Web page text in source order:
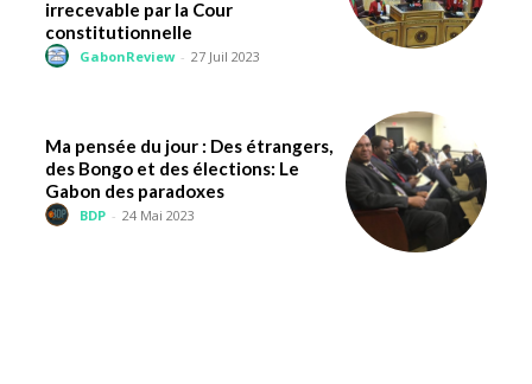
irrecevable par la Cour
constitutionnelle
GabonReview - 27 Juil 2023
Ma pensée du jour : Des étrangers,
des Bongo et des élections: Le
Gabon des paradoxes
BDP - 24 Mai 2023